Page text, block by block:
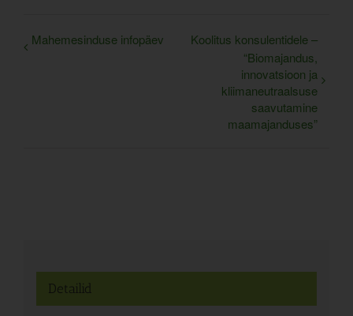
Mahemesinduse infopäev
Koolitus konsulentidele –
“Biomajandus,
innovatsioon ja
kliimaneutraalsuse
saavutamine
maamajanduses”
Detailid